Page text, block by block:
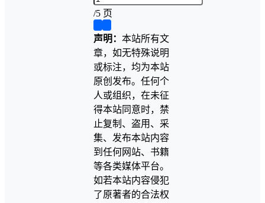
/5 页
声明： 本站所有文
章，如无特殊说明
或标注，均为本站
原创发布。任何个
人或组织，在未征
得本站同意时，禁
止复制、盗用、采
集、发布本站内容
到任何网站、书籍
等各类媒体平台。
如若本站内容侵犯
了原著者的合法权